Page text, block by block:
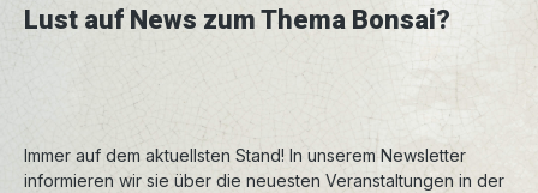
ausreichenden Frostschutz.
Lust auf News zum Thema Bonsai?
Immer auf dem aktuellsten Stand! In unserem Newsletter
informieren wir sie über die neuesten Veranstaltungen in der